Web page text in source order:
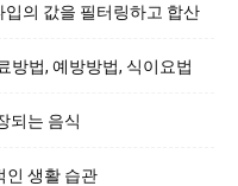
의 값을 필터링하고 합산
방법, 예방방법, 식이요법
되는 음식
인 생활 습관